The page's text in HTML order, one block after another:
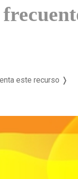
este recurso ❭